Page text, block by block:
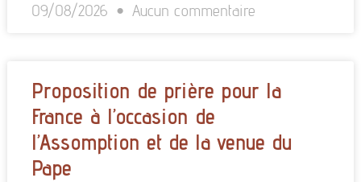
09/08/2026 Aucun commentaire
Proposition de prière pour la
France à l’occasion de
l’Assomption et de la venue du
Pape